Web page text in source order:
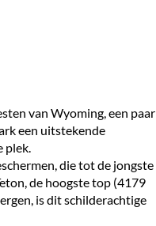
van Wyoming, een paar
een uitstekende
plek.
die tot de jongste
de hoogste top (4179
is dit schilderachtige